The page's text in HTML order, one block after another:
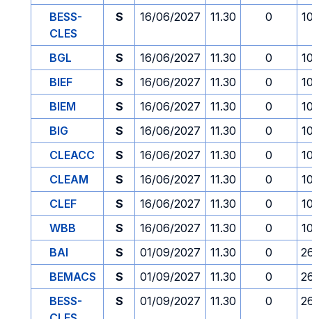
BESS-
CLES
S 16/06/2027 11.30 0
BGL S 16/06/2027 11.30 0
BIEF
S 16/06/2027 11.30 0
BIEM
S 16/06/2027 11.30 0
BIG
S 16/06/2027 11.30 0
CLEACC
S 16/06/2027 11.30 0
CLEAM
S 16/06/2027 11.30 0
CLEF
S 16/06/2027 11.30 0
WBB
S 16/06/2027 11.30 0
BAI
S 01/09/2027 11.30 0
BEMACS
S 01/09/2027 11.30 0
BESS-
S 01/09/2027 11.30 0